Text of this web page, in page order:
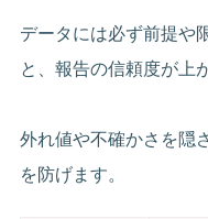
データには必ず前提や
と、報告の信頼度が上
外れ値や不確かさを隠
を防げます。